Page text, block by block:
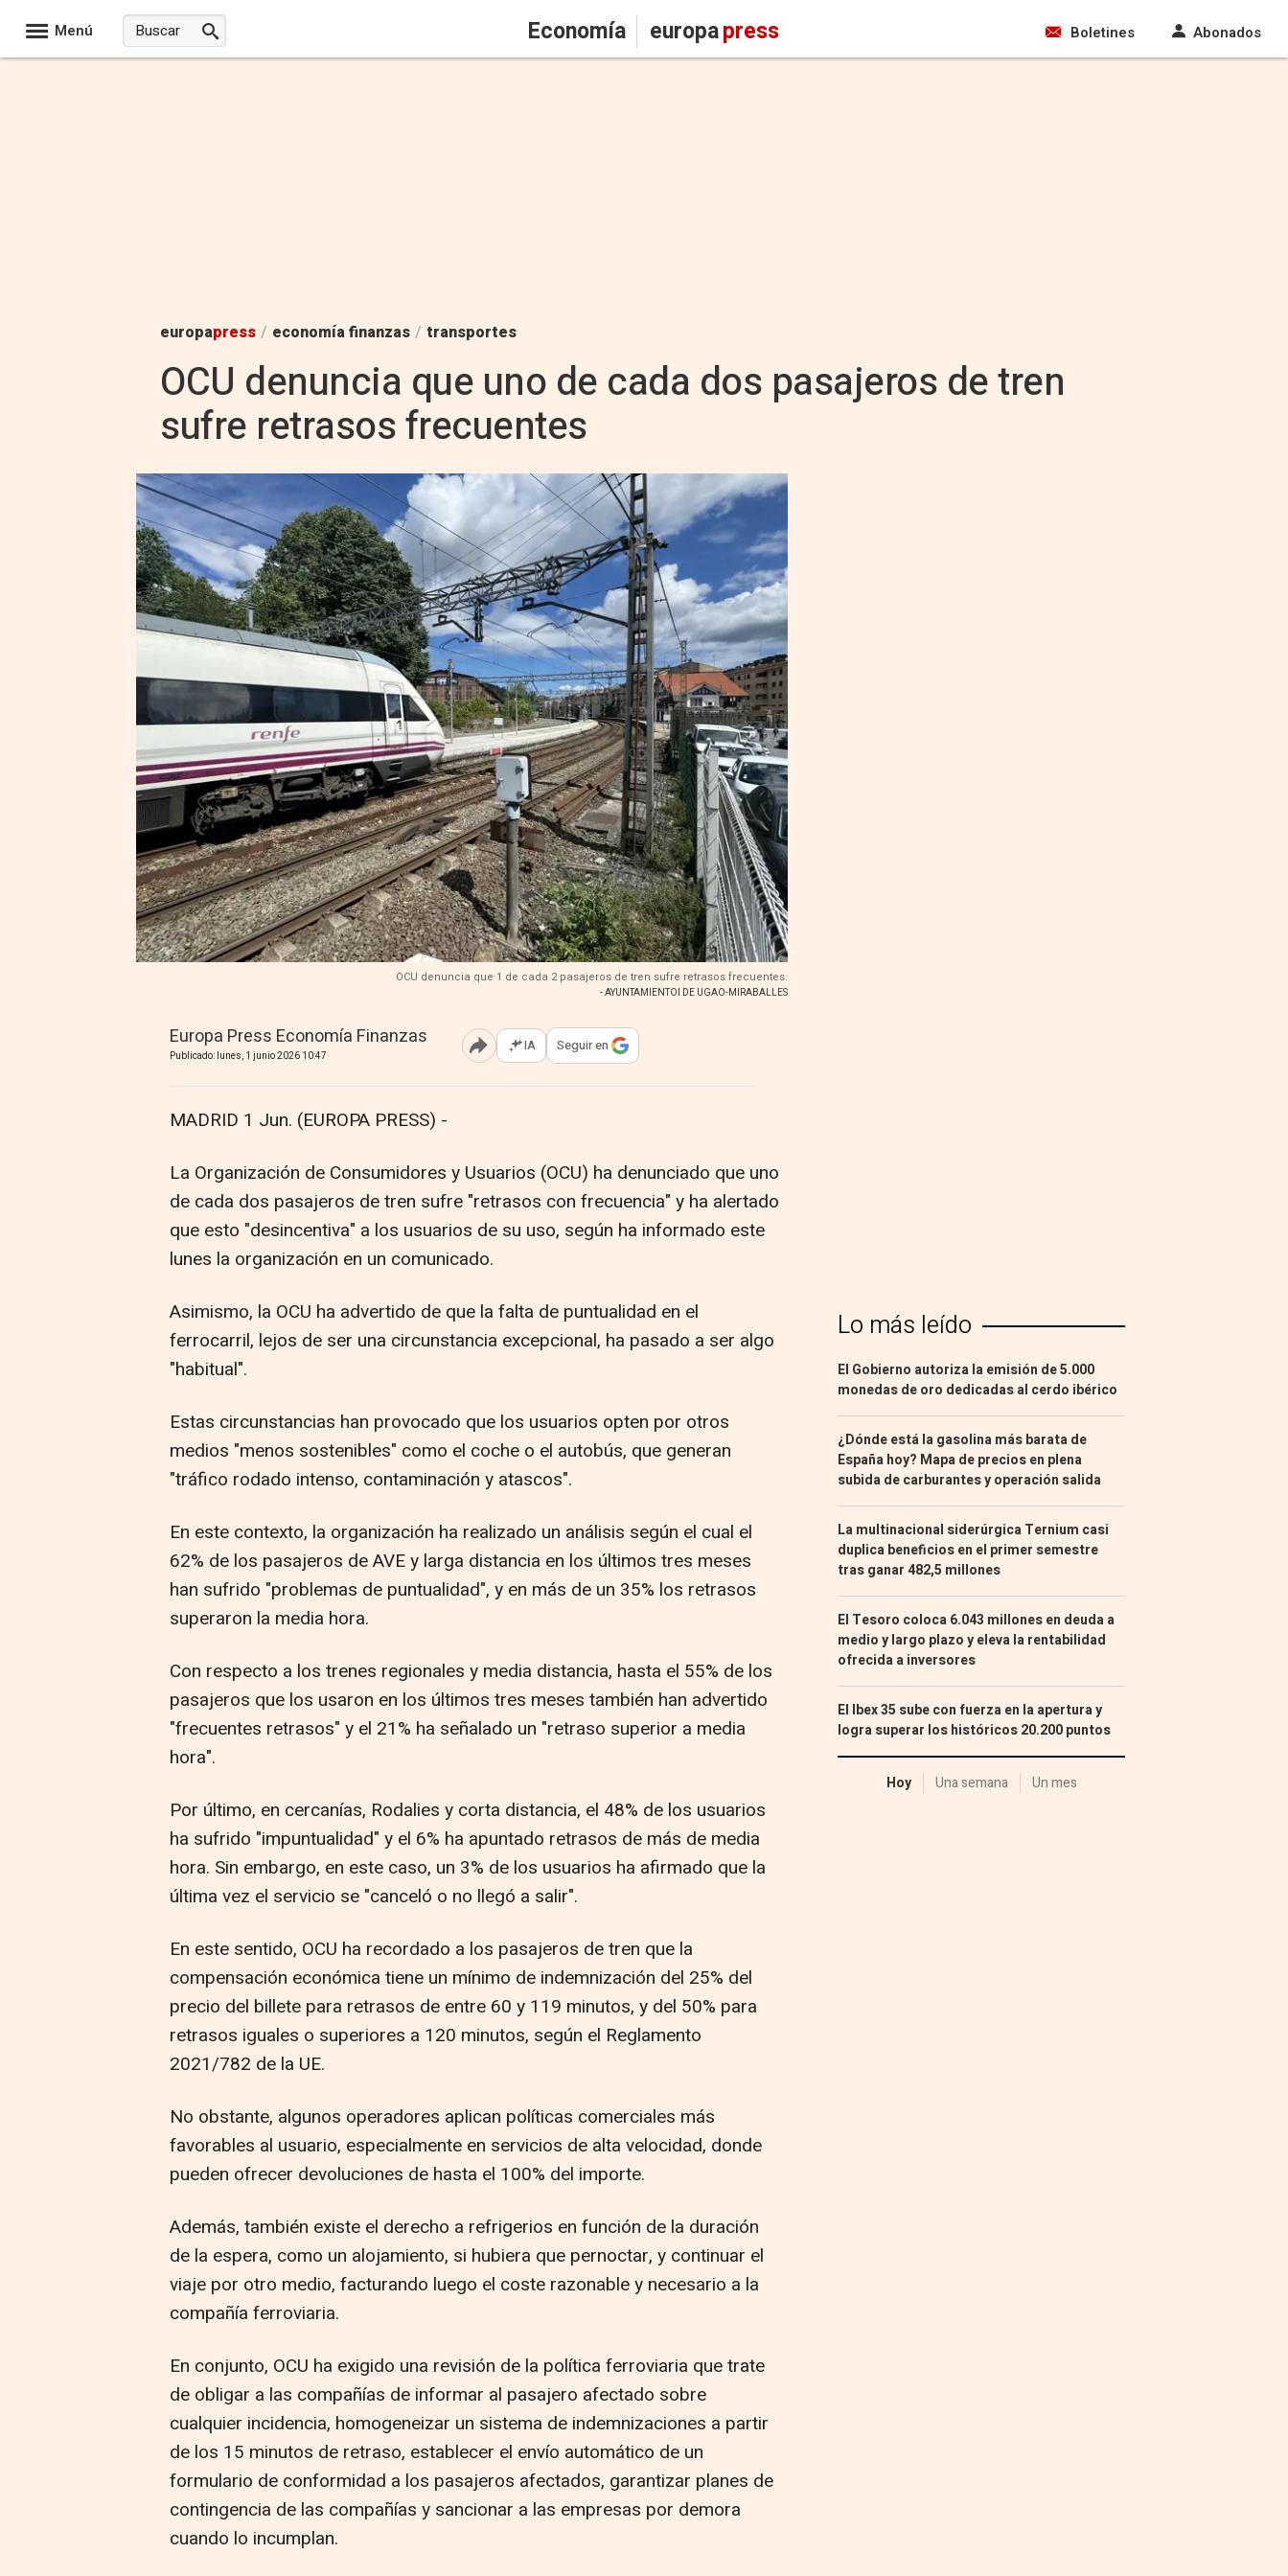
Menú Economía europapress Boletines Abonados
europapress / economía finanzas / transportes
OCU denuncia que uno de cada dos pasajeros de tren
sufre retrasos frecuentes
OCU denuncia que 1 de cada 2 pasajeros de tren sufre retrasos frecuentes.
- AYUNTAMIENTOI DE UGAO-MIRABALLES
Europa Press Economía Finanzas
Publicado: lunes, 1 junio 2026 10:47 Abrir opciones para compartir
IA Seguir en
MADRID 1 Jun. (EUROPA PRESS) -
La Organización de Consumidores y Usuarios (OCU) ha denunciado que uno
de cada dos pasajeros de tren sufre "retrasos con frecuencia" y ha alertado
que esto "desincentiva" a los usuarios de su uso, según ha informado este
lunes la organización en un comunicado.
Asimismo, la OCU ha advertido de que la falta de puntualidad en el
ferrocarril, lejos de ser una circunstancia excepcional, ha pasado a ser algo
"habitual".
Estas circunstancias han provocado que los usuarios opten por otros
medios "menos sostenibles" como el coche o el autobús, que generan
"tráfico rodado intenso, contaminación y atascos".
En este contexto, la organización ha realizado un análisis según el cual el
62% de los pasajeros de AVE y larga distancia en los últimos tres meses
han sufrido "problemas de puntualidad", y en más de un 35% los retrasos
superaron la media hora.
Con respecto a los trenes regionales y media distancia, hasta el 55% de los
pasajeros que los usaron en los últimos tres meses también han advertido
"frecuentes retrasos" y el 21% ha señalado un "retraso superior a media
hora".
Por último, en cercanías, Rodalies y corta distancia, el 48% de los usuarios
ha sufrido "impuntualidad" y el 6% ha apuntado retrasos de más de media
hora. Sin embargo, en este caso, un 3% de los usuarios ha afirmado que la
última vez el servicio se "canceló o no llegó a salir".
En este sentido, OCU ha recordado a los pasajeros de tren que la
compensación económica tiene un mínimo de indemnización del 25% del
precio del billete para retrasos de entre 60 y 119 minutos, y del 50% para
retrasos iguales o superiores a 120 minutos, según el Reglamento
2021/782 de la UE.
No obstante, algunos operadores aplican políticas comerciales más
favorables al usuario, especialmente en servicios de alta velocidad, donde
pueden ofrecer devoluciones de hasta el 100% del importe.
Además, también existe el derecho a refrigerios en función de la duración
de la espera, como un alojamiento, si hubiera que pernoctar, y continuar el
viaje por otro medio, facturando luego el coste razonable y necesario a la
compañía ferroviaria.
En conjunto, OCU ha exigido una revisión de la política ferroviaria que trate
de obligar a las compañías de informar al pasajero afectado sobre
cualquier incidencia, homogeneizar un sistema de indemnizaciones a partir
de los 15 minutos de retraso, establecer el envío automático de un
formulario de conformidad a los pasajeros afectados, garantizar planes de
contingencia de las compañías y sancionar a las empresas por demora
cuando lo incumplan.
Lo más leído
El Gobierno autoriza la emisión de 5.000
monedas de oro dedicadas al cerdo ibérico
¿Dónde está la gasolina más barata de
España hoy? Mapa de precios en plena
subida de carburantes y operación salida
La multinacional siderúrgica Ternium casi
duplica beneficios en el primer semestre
tras ganar 482,5 millones
El Tesoro coloca 6.043 millones en deuda a
medio y largo plazo y eleva la rentabilidad
ofrecida a inversores
El Ibex 35 sube con fuerza en la apertura y
logra superar los históricos 20.200 puntos
Hoy Una semana Un mes